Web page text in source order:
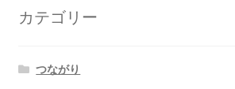
カテゴリー
つながり